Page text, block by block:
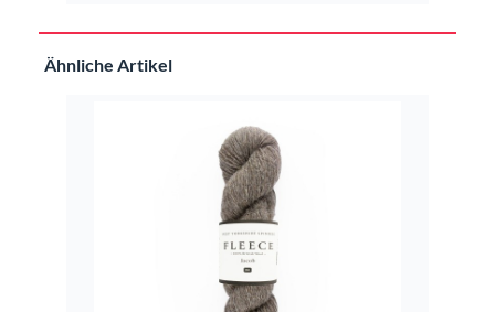
Produktgalerie überspringen
Ähnliche Artikel